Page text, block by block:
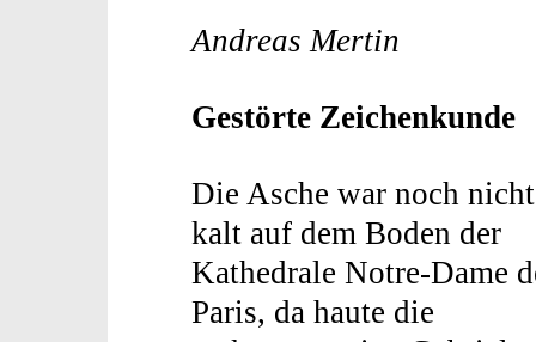
Andreas Mertin
Gestörte Zeichenkunde
Die Asche war noch nicht
kalt auf dem Boden der
Kathedrale Notre-Dame
Paris, da haute die